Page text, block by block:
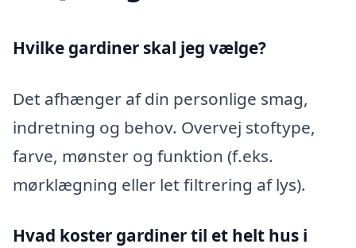
Hvilke gardiner skal jeg vælge?
Det afhænger af din personlige smag,
indretning og behov. Overvej stoftype,
farve, mønster og funktion (f.eks.
mørklægning eller let filtrering af lys).
Hvad koster gardiner til et helt hus i